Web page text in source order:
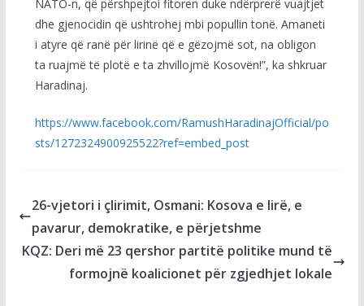
NATO-n, që përshpejtoi fitoren duke ndërprerë vuajtjet
dhe gjenocidin që ushtrohej mbi popullin tonë. Amaneti
i atyre që ranë për lirinë që e gëzojmë sot, na obligon
ta ruajmë të plotë e ta zhvillojmë Kosovën!”, ka shkruar
Haradinaj.
https://www.facebook.com/RamushHaradinajOfficial/po
sts/1272324900925522?ref=embed_post
26-vjetori i çlirimit, Osmani: Kosova e lirë, e
pavarur, demokratike, e përjetshme
KQZ: Deri më 23 qershor partitë politike mund të
formojnë koalicionet për zgjedhjet lokale